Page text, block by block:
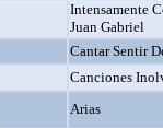
Intensamente
Juan Gabriel
Cantar Sentir
Canciones
Arias